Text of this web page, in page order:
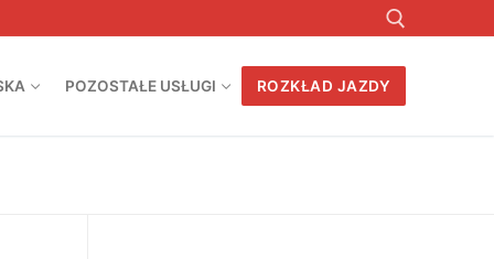
POZOSTAŁE USŁUGI ROZKŁAD JAZDY